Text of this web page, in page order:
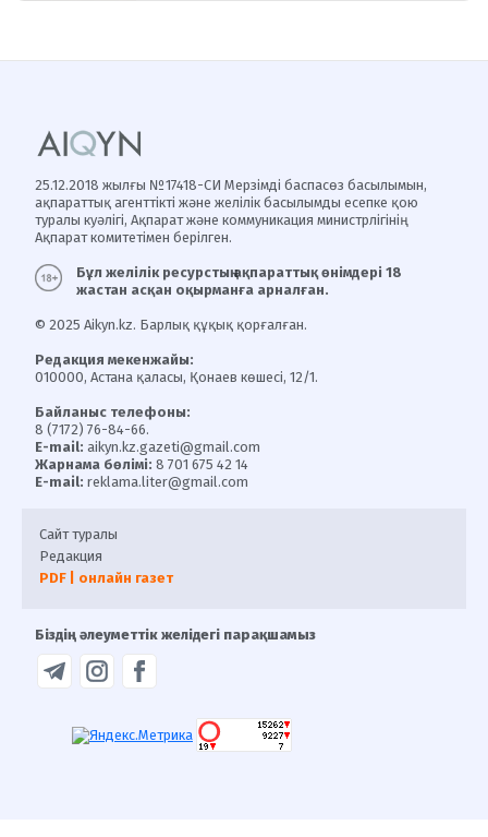
25.12.2018 жылғы №17418-СИ Мерзімді баспасөз басылымын,
ақпараттық агенттікті және желілік басылымды есепке қою
туралы куәлігі, Ақпарат және коммуникация министрлігінің
Ақпарат комитетімен берілген.
Бұл желілік ресурстың ақпараттық өнімдері 18
жастан асқан оқырманға арналған.
© 2025 Aikyn.kz. Барлық құқық қорғалған.
Редакция мекенжайы:
010000, Астана қаласы, Қонаев көшесі, 12/1.
Байланыс телефоны:
8 (7172) 76-84-66.
E-mail: aikyn.kz.gazeti@gmail.com
Жарнама бөлімі: 8 701 675 42 14
E-mail: reklama.liter@gmail.com
Сайт туралы
Редакция
PDF | онлайн газет
Біздің әлеуметтік желідегі парақшамыз